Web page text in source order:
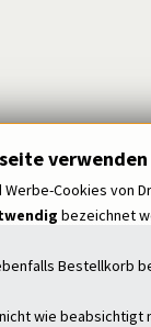
Werbe-Cookies von
bezeichnet
Bestellkorb
wie beabsichtigt